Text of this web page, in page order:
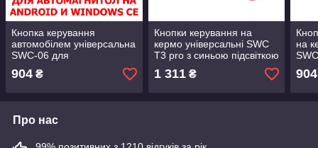
Кнопка керування
автомобілем універсальна
SWC-06 для
автомагніталю Android і
Windows CE бездротові
904 ₴
Кнопки керування на
кермо універсальні SWC
T3 pro з синьою підсвіткою
для автомагнітол Android
бездротові
1 311₴
на
904
Про нас